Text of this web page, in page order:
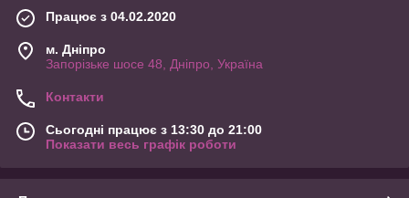
Працює з 04.02.2020
м. Дніпро
Запорізьке шосе 48, Дніпро, Україна
Контакти
Сьогодні працює з 13:30 до 21:00
Показати весь графік роботи